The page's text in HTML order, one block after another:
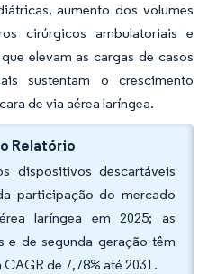
aumento dos volumes
cirúrgicos ambulatoriais e
elevam as cargas de casos
sustentam o crescimento
de via aérea laríngea.
Relatório
dispositivos descartáveis
participação do mercado
laríngea em 2025; as
e de segunda geração têm
de 7,78% até 2031.